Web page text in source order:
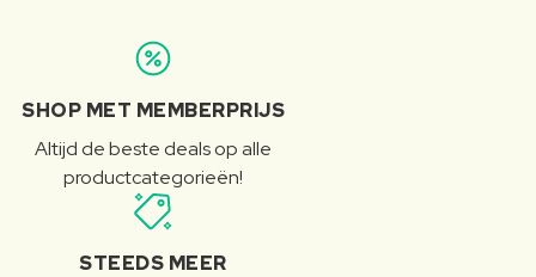
SHOP MET MEMBERPRIJS
Altijd de beste deals op alle
productcategorieën!
STEEDS MEER